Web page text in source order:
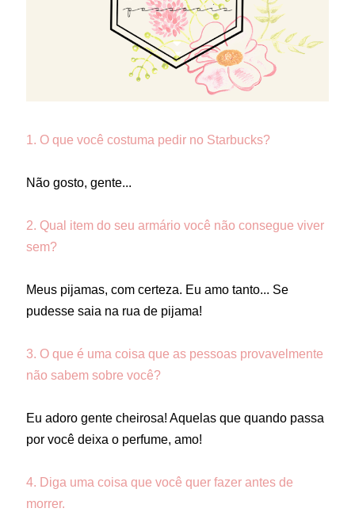
1. O que você costuma pedir no Starbucks?
Não gosto, gente...
2. Qual item do seu armário você não consegue viver
sem?
Meus pijamas, com certeza. Eu amo tanto... Se
pudesse saia na rua de pijama!
3. O que é uma coisa que as pessoas provavelmente
não sabem sobre você?
Eu adoro gente cheirosa! Aquelas que quando passa
por você deixa o perfume, amo!
4. Diga uma coisa que você quer fazer antes de
morrer.